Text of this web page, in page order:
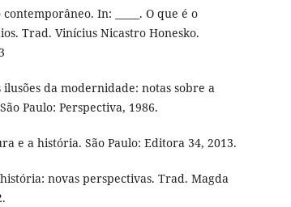
In: _____. O que é o
Trad. Vinícius Nicastro Honesko.
ilusões da modernidade: notas sobre a
Paulo: Perspectiva, 1986.
e a história. São Paulo: Editora 34, 2013.
novas perspectivas. Trad. Magda